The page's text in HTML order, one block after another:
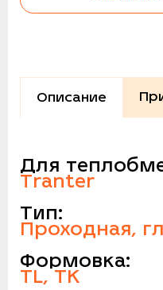
Описание
Для
Tranter
Тип:
Проходная,
Формовка:
TL, TK